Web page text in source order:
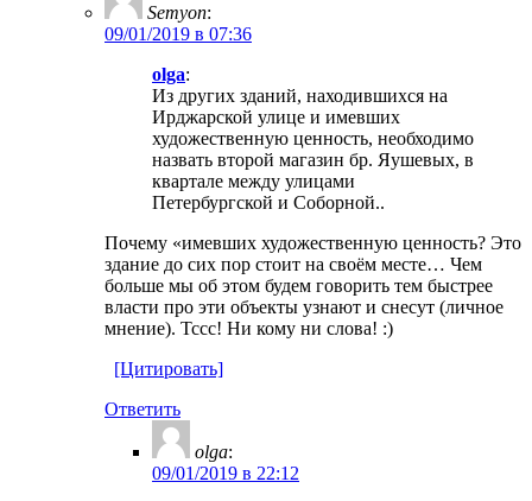
Semyon:
09/01/2019 в 07:36
olga:
Из других зданий, находившихся на
Ирджарской улице и имевших
художест­венную ценность, необходимо
назвать вто­рой магазин бр. Яушевых, в
квартале меж­ду улицами
Петербургской и Соборной..
Почему «имевших художественную ценность? Это
здание до сих пор стоит на своём месте… Чем
больше мы об этом будем говорить тем быстрее
власти про эти объекты узнают и снесут (личное
мнение). Тссс! Ни кому ни слова! :)
[Цитировать]
Ответить
olga:
09/01/2019 в 22:12